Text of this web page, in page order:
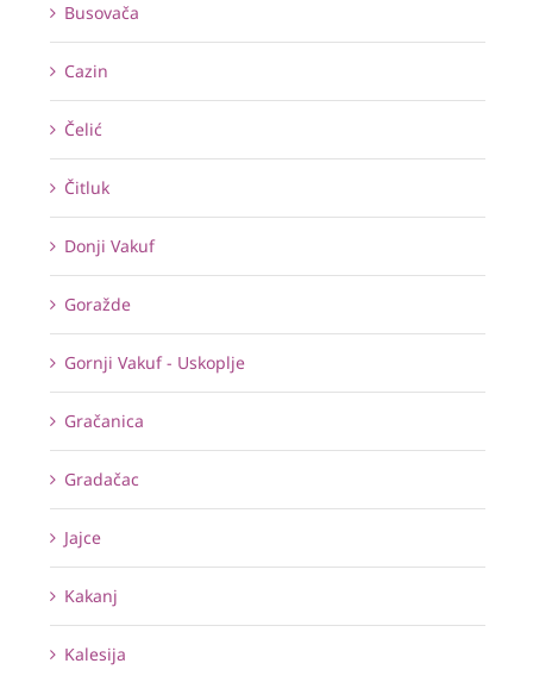
Busovača
Cazin
Čelić
Čitluk
Donji Vakuf
Goražde
Gornji Vakuf - Uskoplje
Gračanica
Gradačac
Jajce
Kakanj
Kalesija